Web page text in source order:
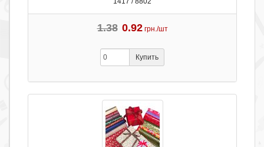
1.38 0.92 грн./шт
Купить